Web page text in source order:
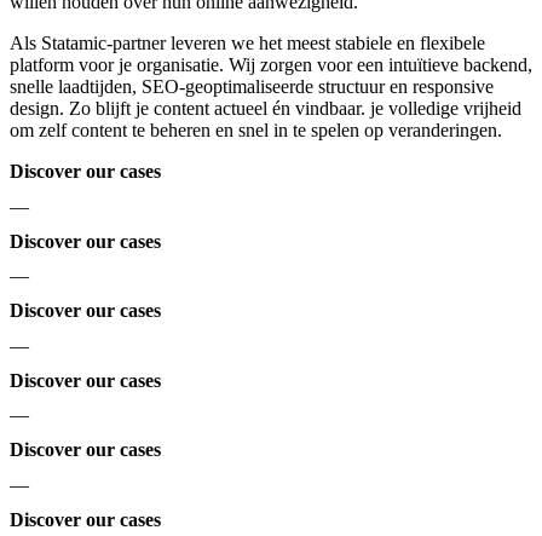
Als Statamic-partner leveren we het meest stabiele en flexibele
platform voor je organisatie. Wij zorgen voor een intuïtieve backend,
snelle laadtijden, SEO-geoptimaliseerde structuur en responsive
design. Zo blijft je content actueel én vindbaar. je volledige vrijheid
om zelf content te beheren en snel in te spelen op veranderingen.
Discover our cases
—
Discover our cases
—
Discover our cases
—
Discover our cases
—
Discover our cases
—
Discover our cases